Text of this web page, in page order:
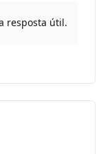
resposta útil.